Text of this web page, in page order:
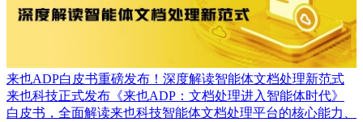
来也ADP白皮书重磅发布！深度解读智能体文档处理新范式
来也科技正式发布《来也ADP：文档处理进入智能体时代》
白皮书，全面解读来也科技智能体文档处理平台的核心能力、